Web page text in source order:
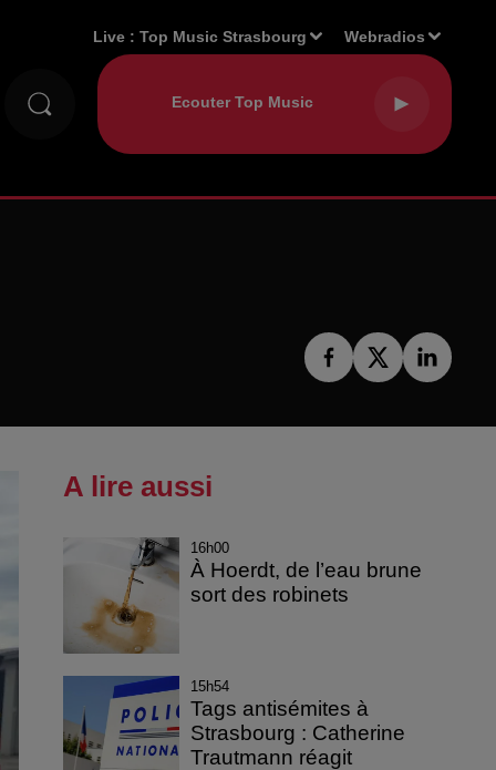
Live :Top Music Strasbourg Webradios
A lire aussi
16h00
À Hoerdt, de l’eau brune
sort des robinets
15h54
Tags antisémites à
Strasbourg : Catherine
Trautmann réagit